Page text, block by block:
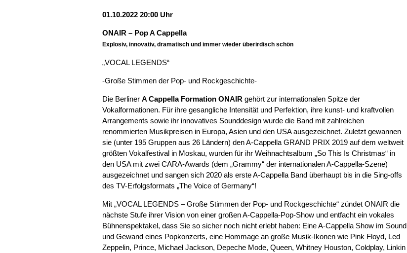
01.10.2022 20:00 Uhr
ONAIR – Pop A Cappella
Explosiv, innovativ, dramatisch und immer wieder überirdisch schön
„VOCAL LEGENDS“
-Große Stimmen der Pop- und Rockgeschichte-
Die Berliner A Cappella Formation ONAIR gehört zur internationalen Spitze der
Vokalformationen. Für ihre gesangliche Intensität und Perfektion, ihre kunst- und kraftvollen
Arrangements sowie ihr innovatives Sounddesign wurde die Band mit zahlreichen
renommierten Musikpreisen in Europa, Asien und den USA ausgezeichnet. Zuletzt gewannen
sie (unter 195 Gruppen aus 26 Ländern) den A-Cappella GRAND PRIX 2019 auf dem weltweit
größten Vokalfestival in Moskau, wurden für ihr Weihnachtsalbum „So This Is Christmas“ in
den USA mit zwei CARA-Awards (dem „Grammy“ der internationalen A-Cappella-Szene)
ausgezeichnet und sangen sich 2020 als erste A-Cappella Band überhaupt bis in die Sing-offs
des TV-Erfolgsformats „The Voice of Germany“!
Mit „VOCAL LEGENDS – Große Stimmen der Pop- und Rockgeschichte“ zündet ONAIR die
nächste Stufe ihrer Vision von einer großen A-Cappella-Pop-Show und entfacht ein vokales
Bühnenspektakel, dass Sie so sicher noch nicht erlebt haben: Eine A-Cappella Show im Sound
und Gewand eines Popkonzerts, eine Hommage an große Musik-Ikonen wie Pink Floyd, Led
Zeppelin, Prince, Michael Jackson, Depeche Mode, Queen, Whitney Houston, Coldplay, Linkin